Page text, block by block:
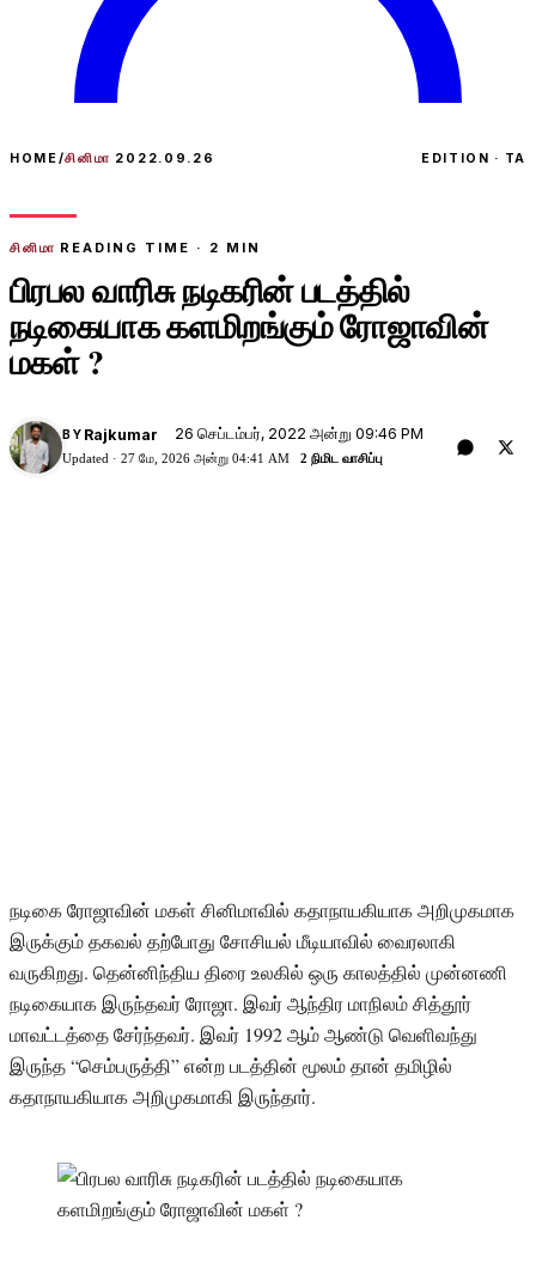
HOME/சினிமா 2022.09.26 EDITION · TA
சினிமா READING TIME · 2 MIN
பிரபல வாரிசு நடிகரின் படத்தில்
நடிகையாக களமிறங்கும் ரோஜாவின்
மகள் ?
BY Rajkumar 26 செப்டம்பர், 2022 அன்று 09:46 PM
Updated · 27 மே, 2026 அன்று 04:41 AM 2 நிமிட வாசிப்பு
நடிகை ரோஜாவின் மகள் சினிமாவில் கதாநாயகியாக அறிமுகமாக
இருக்கும் தகவல் தற்போது சோசியல் மீடியாவில் வைரலாகி
வருகிறது. தென்னிந்திய திரை உலகில் ஒரு காலத்தில் முன்னணி
நடிகையாக இருந்தவர் ரோஜா. இவர் ஆந்திர மாநிலம் சித்தூர்
மாவட்டத்தை சேர்ந்தவர். இவர் 1992 ஆம் ஆண்டு வெளிவந்து
இருந்த “செம்பருத்தி” என்ற படத்தின் மூலம் தான் தமிழில்
கதாநாயகியாக அறிமுகமாகி இருந்தார்.